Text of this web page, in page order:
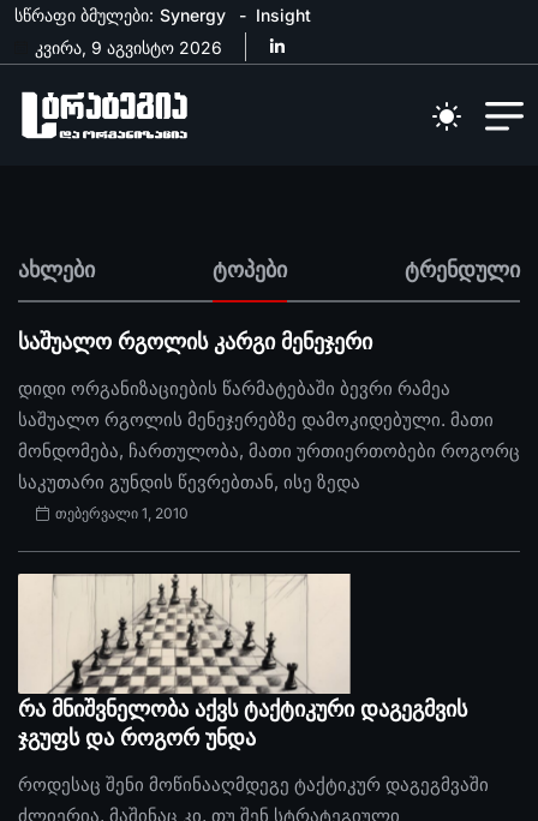
სწრაფი ბმულები: Synergy
Insight
კვირა, 9 აგვისტო 2026
ახლები ტოპები ტრენდული
საშუალო რგოლის კარგი მენეჯერი
დიდი ორგანიზაციების წარმატებაში ბევრი რამეა
საშუალო რგოლის მენეჯერებზე დამოკიდებული. მათი
მონდომება, ჩართულობა, მათი ურთიერთობები როგორც
საკუთარი გუნდის წევრებთან, ისე ზედა
თებერვალი 1, 2010
რა მნიშვნელობა აქვს ტაქტიკური დაგეგმვის
ჯგუფს და როგორ უნდა
როდესაც შენი მოწინააღმდეგე ტაქტიკურ დაგეგმვაში
ძლიერია, მაშინაც კი, თუ შენ სტრატეგიული